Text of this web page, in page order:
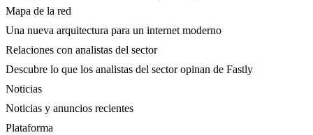
Mapa de la red
Una nueva arquitectura para un internet moderno
Relaciones con analistas del sector
Descubre lo que los analistas del sector opinan de Fastly
Noticias
Noticias y anuncios recientes
Plataforma